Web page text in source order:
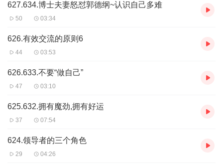
627.634.博士夫妻怒怼郭德纲~认识自己多难
50 03:34
626.有效交流的原则6
44 03:53
626.633.不要“做自己”
47 03:10
625.632.拥有魔劲,拥有好运
37 07:54
624.领导者的三个角色
29 04:26